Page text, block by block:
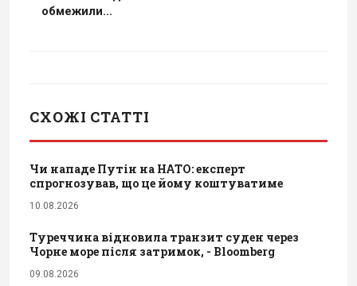
обмежили...
СХОЖІ СТАТТІ
Чи нападе Путін на НАТО: експерт
спрогнозував, що це йому коштуватиме
10.08.2026
Туреччина відновила транзит суден через
Чорне море після затримок, - Bloomberg
09.08.2026